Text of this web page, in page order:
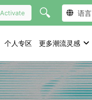
Activate 🔍 语言
个人专区 更多潮流灵感